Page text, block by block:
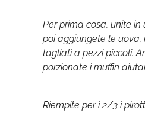
Per prima cosa, unite
poi aggiungete le
tagliati a pezzi piccoli.
porzionate i muffin
Riempite per i 2/3 i